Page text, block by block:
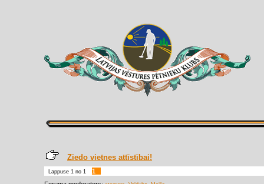
Ziedo vietnes attīstībai!
Lappuse 1 no 1
1